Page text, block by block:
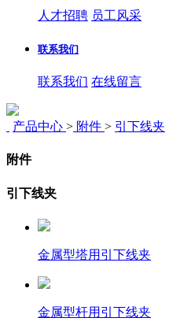
人才招聘 员工风采
联系我们
联系我们 在线留言
产品中心 > 附件 > 引下线夹
附件
引下线夹
金属型塔用引下线夹
金属型杆用引下线夹